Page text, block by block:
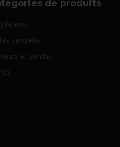
de produits
centrales
et sondes